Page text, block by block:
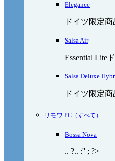
Elegance
ドイツ限定
Salsa Air
Essential Lite
Salsa Deluxe
ドイツ限定
リモワ PC（すべて）
Bossa Nova
.. ?.. :'' ; ?>